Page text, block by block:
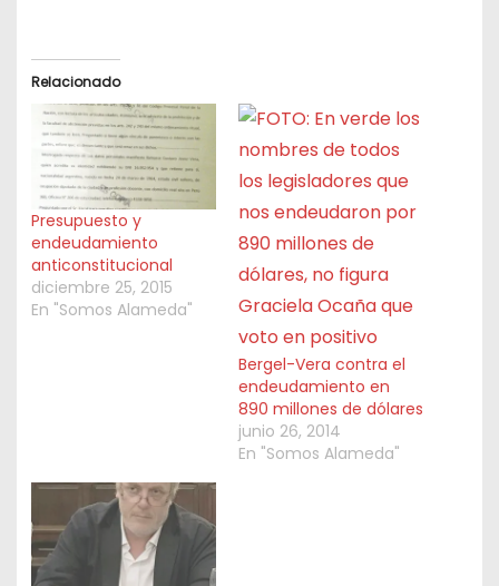
Relacionado
Presupuesto y
endeudamiento
anticonstitucional
diciembre 25, 2015
En "Somos Alameda"
Bergel-Vera contra el
endeudamiento en
890 millones de dólares
junio 26, 2014
En "Somos Alameda"